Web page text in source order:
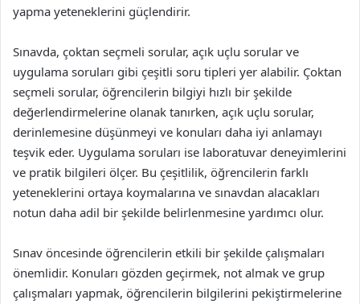
yapma yeteneklerini güçlendirir.
Sınavda, çoktan seçmeli sorular, açık uçlu sorular ve
uygulama soruları gibi çeşitli soru tipleri yer alabilir. Çoktan
seçmeli sorular, öğrencilerin bilgiyi hızlı bir şekilde
değerlendirmelerine olanak tanırken, açık uçlu sorular,
derinlemesine düşünmeyi ve konuları daha iyi anlamayı
teşvik eder. Uygulama soruları ise laboratuvar deneyimlerini
ve pratik bilgileri ölçer. Bu çeşitlilik, öğrencilerin farklı
yeteneklerini ortaya koymalarına ve sınavdan alacakları
notun daha adil bir şekilde belirlenmesine yardımcı olur.
Sınav öncesinde öğrencilerin etkili bir şekilde çalışmaları
önemlidir. Konuları gözden geçirmek, not almak ve grup
çalışmaları yapmak, öğrencilerin bilgilerini pekiştirmelerine